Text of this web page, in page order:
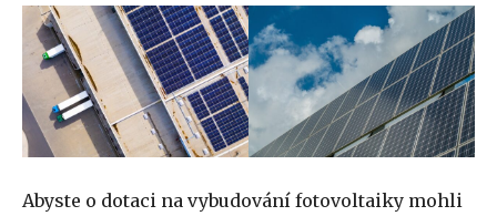
Abyste o dotaci na vybudování fotovoltaiky mohli